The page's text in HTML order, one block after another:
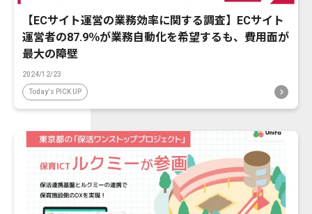
【ECサイト運営の業務効率に関する調査】ECサイト
運営者の87.9％が業務自動化を希望するも、費用面が
最大の障壁
2024/12/23
Today's PICK UP